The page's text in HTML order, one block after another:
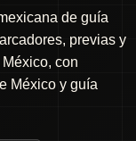
de guía
previas y
con
México y guía